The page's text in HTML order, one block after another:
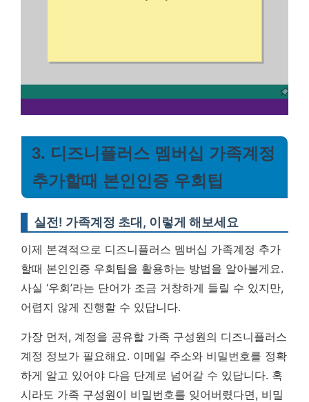
3. 디즈니플러스 멤버십 가족계정
추가할때 본인인증 우회팁
실전! 가족계정 초대, 이렇게 해보세요
이제 본격적으로 디즈니플러스 멤버십 가족계정 추가
할때 본인인증 우회팁을 활용하는 방법을 알아볼게요.
사실 ‘우회’라는 단어가 조금 거창하게 들릴 수 있지만,
어렵지 않게 진행할 수 있답니다.
가장 먼저, 계정을 공유할 가족 구성원의 디즈니플러스
계정 정보가 필요해요. 이메일 주소와 비밀번호를 정확
하게 알고 있어야 다음 단계로 넘어갈 수 있답니다. 혹
시라도 가족 구성원이 비밀번호를 잊어버렸다면, 비밀